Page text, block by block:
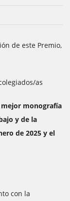
de este Premio,
as
mejor monografía
y de la
de 2025 y el
con la